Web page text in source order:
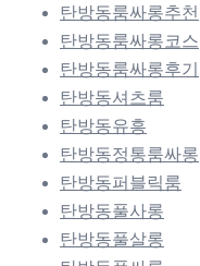
탄방동룸싸롱추천
탄방동룸싸롱코스
탄방동룸싸롱후기
탄방동셔츠룸
탄방동유흥
탄방동정통룸싸롱
탄방동퍼블릭룸
탄방동풀사롱
탄방동풀살롱